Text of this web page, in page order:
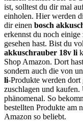
ist, solltest du dir mal
einholen. Hier werden
dir einen bosch
erkennst du noch
gesehen hast. Bist du
akkuschrauber 18v li
Shop Amazon. Dort
sondern auch die von
li-Produkte werden
zuschlagen und
phänomenal. So
bestellten Produkte am
Amazon so beliebt.